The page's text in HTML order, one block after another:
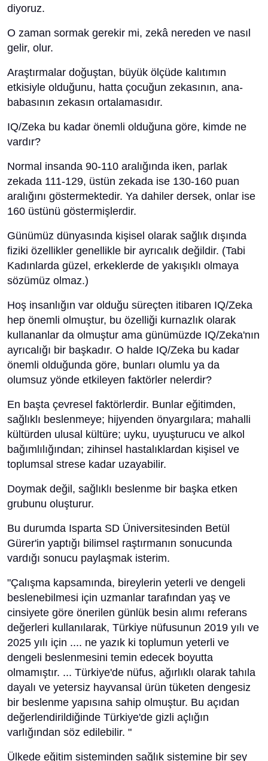
diyoruz.
O zaman sormak gerekir mi, zekâ nereden ve nasıl
gelir, olur.
Araştırmalar doğuştan, büyük ölçüde kalıtımın
etkisiyle olduğunu, hatta çocuğun zekasının, ana-
babasının zekasın ortalamasıdır.
IQ/Zeka bu kadar önemli olduğuna göre, kimde ne
vardır?
Normal insanda 90-110 aralığında iken, parlak
zekada 111-129, üstün zekada ise 130-160 puan
aralığını göstermektedir. Ya dahiler dersek, onlar ise
160 üstünü göstermişlerdir.
Günümüz dünyasında kişisel olarak sağlık dışında
fiziki özellikler genellikle bir ayrıcalık değildir. (Tabi
Kadınlarda güzel, erkeklerde de yakışıklı olmaya
sözümüz olmaz.)
Hoş insanlığın var olduğu süreçten itibaren IQ/Zeka
hep önemli olmuştur, bu özelliği kurnazlık olarak
kullananlar da olmuştur ama günümüzde IQ/Zeka'nın
ayrıcalığı bir başkadır. O halde IQ/Zeka bu kadar
önemli olduğunda göre, bunları olumlu ya da
olumsuz yönde etkileyen faktörler nelerdir?
En başta çevresel faktörlerdir. Bunlar eğitimden,
sağlıklı beslenmeye; hijyenden önyargılara; mahalli
kültürden ulusal kültüre; uyku, uyuşturucu ve alkol
bağımlılığından; zihinsel hastalıklardan kişisel ve
toplumsal strese kadar uzayabilir.
Doymak değil, sağlıklı beslenme bir başka etken
grubunu oluşturur.
Bu durumda Isparta SD Üniversitesinden Betül
Gürer'in yaptığı bilimsel raştırmanın sonucunda
vardığı sonucu paylaşmak isterim.
"Çalışma kapsamında, bireylerin yeterli ve dengeli
beslenebilmesi için uzmanlar tarafından yaş ve
cinsiyete göre önerilen günlük besin alımı referans
değerleri kullanılarak, Türkiye nüfusunun 2019 yılı ve
2025 yılı için .... ne yazık ki toplumun yeterli ve
dengeli beslenmesini temin edecek boyutta
olmamıştır. ... Türkiye'de nüfus, ağırlıklı olarak tahıla
dayalı ve yetersiz hayvansal ürün tüketen dengesiz
bir beslenme yapısına sahip olmuştur. Bu açıdan
değerlendirildiğinde Türkiye'de gizli açlığın
varlığından söz edilebilir. "
Ülkede eğitim sisteminden sağlık sistemine bir şey